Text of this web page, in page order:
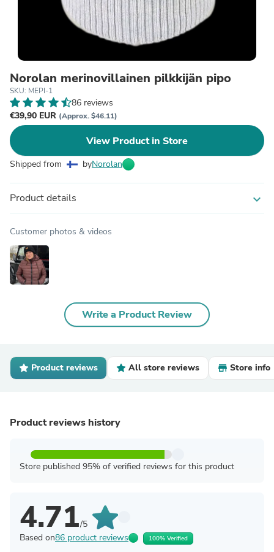
Norolan merinovillainen pilkkijän pipo
SKU: MEPI-1
86 reviews
€39,90 EUR (Approx. $46.11)
View Product in Store
Shipped from byNorolan
Product details expand_more
Customer photos & videos
Write a Product Review
Product reviews All store reviews Store info
Product reviews history
Store published 95% of verified reviews for this product
4.71/5
Based on86 product reviews 100% Verified